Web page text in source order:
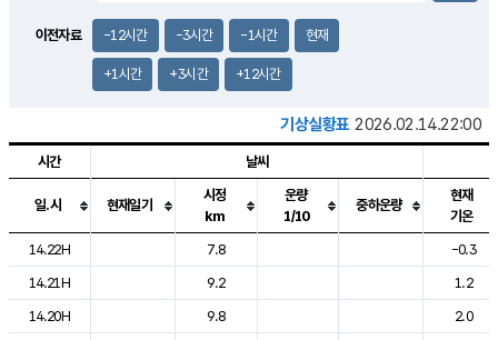
이전자료 -12시간 -3시간 -1시간 현재
+1시간 +3시간 +12시간
기상실황표 2026.02.14.22:00
도시별 기상실황표로 지점, 날씨, 기온, 강수, 바람, 기압등을 안내한 표입
시간 날씨
일.시 현재일기
시정
km
운량
1/10
중하운량
현재
기온
14.22H
7.8
-0.3
14.21H
9.2
1.2
14.20H
9.8
2.0